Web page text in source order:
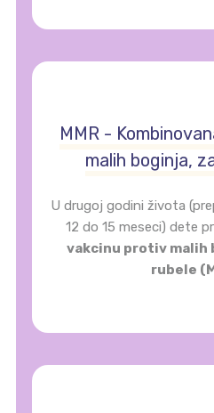
MMR -
malih boginja,
U drugoj godini života
12 do 15 meseci) dete
vakcinu protiv malih
rubele